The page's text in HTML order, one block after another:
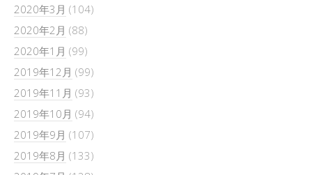
2020年3月 (104)
2020年2月 (88)
2020年1月 (99)
2019年12月 (99)
2019年11月 (93)
2019年10月 (94)
2019年9月 (107)
2019年8月 (133)